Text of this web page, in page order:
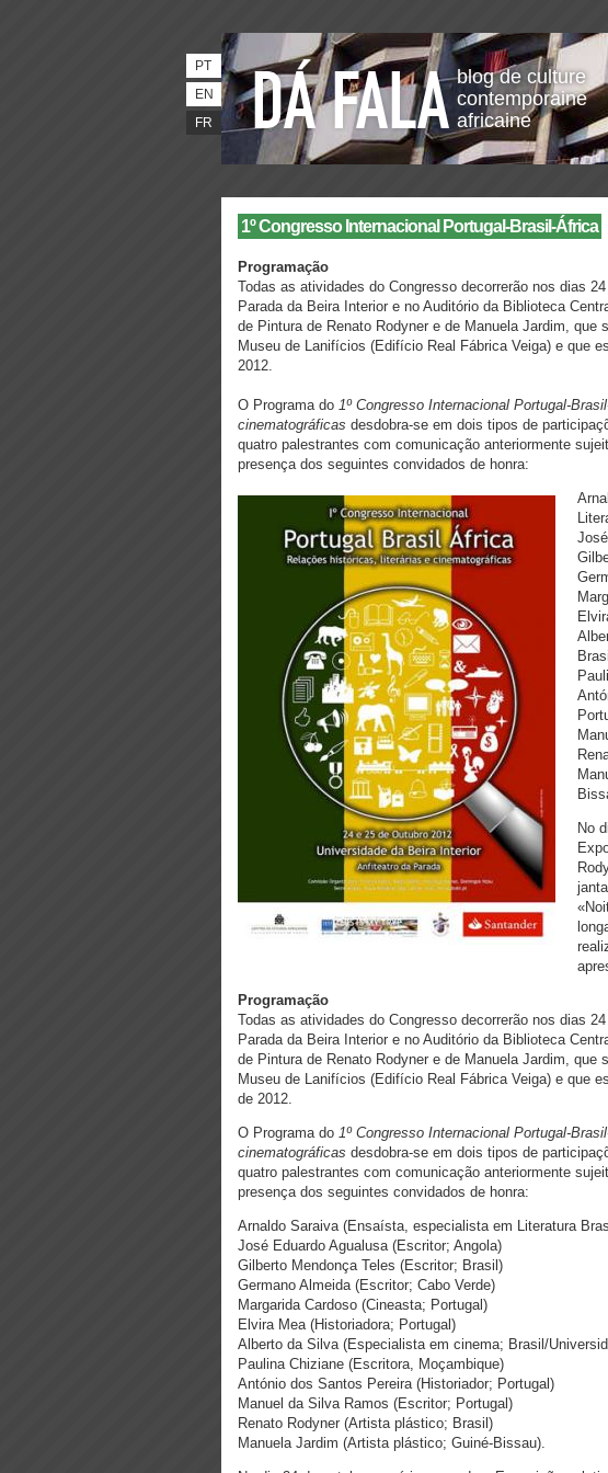
blog de culture
contemporaine
africaine
PT
EN
FR
1º Congresso Internacional Portugal-Brasil-África
Programação
Todas as atividades do Congresso decorrerão nos dias
Parada da Beira Interior e no Auditório da Biblioteca
de Pintura de Renato Rodyner e de Manuela Jardim, que
Museu de Lanifícios (Edifício Real Fábrica Veiga) e que
2012.
O Programa do 1º Congresso Internacional Portugal-
cinematográficas desdobra-se em dois tipos de
quatro palestrantes com comunicação anteriormente
presença dos seguintes convidados de honra:
No
Programação
Todas as atividades do Congresso decorrerão nos dias
Parada da Beira Interior e no Auditório da Biblioteca
de Pintura de Renato Rodyner e de Manuela Jardim, que
Museu de Lanifícios (Edifício Real Fábrica Veiga) e que
de 2012.
O Programa do 1º Congresso Internacional Portugal-
cinematográficas desdobra-se em dois tipos de
quatro palestrantes com comunicação anteriormente
presença dos seguintes convidados de honra:
Arnaldo Saraiva (Ensaísta, especialista em Literatura
José Eduardo Agualusa (Escritor; Angola)
Gilberto Mendonça Teles (Escritor; Brasil)
Germano Almeida (Escritor; Cabo Verde)
Margarida Cardoso (Cineasta; Portugal)
Elvira Mea (Historiadora; Portugal)
Alberto da Silva (Especialista em cinema; Brasil/
Paulina Chiziane (Escritora, Moçambique)
António dos Santos Pereira (Historiador; Portugal)
Manuel da Silva Ramos (Escritor; Portugal)
Renato Rodyner (Artista plástico; Brasil)
Manuela Jardim (Artista plástico; Guiné-Bissau).